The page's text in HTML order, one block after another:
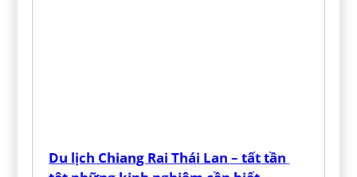
Du lịch Chiang Rai Thái Lan – tất tần